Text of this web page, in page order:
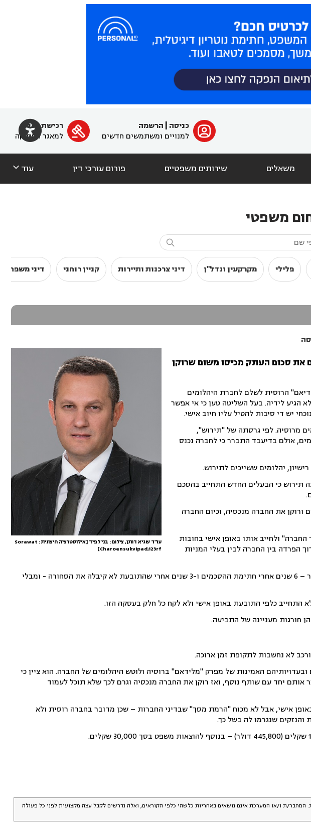
 ﱐ כניסה
הרשמה
למנויים ומשתמשים חדשים

רכישת מנוי
למאגר הפסיקה
משאלים שירותים משפטיים פורום עורכי דין עוד 
משפטי

פלילי מקרקעין ונדל"ן דיני צרכנות ותיירות קניין רוחני דיני משפחה
עו"ד שגיא דותן, צילום: בני לפיד [אילוסטרציה חיצונית: Sorawat
Charoensukvipad,123rf]
את סכום העתק מכיסו משום שרוקן
הרוסית לשלם לחברת היהלומים
שמעולם לא הגיע לידיה. בעל השליטה טען כי אי אפשר
יש די סיבות להטיל עליו חיוב אישי.
מרוסיה. לפי גרסתה של "תירוש",
רכישה וליטוש יהלומים, אולם בדיעבד התברר כי לחברה נכנס
יהלומים ששייכים לתירוש.
ששילמה, טענה תירוש כי הבעלים החדש התחייב בהסכם
את החברה מנכסיה, וכיום החברה
ולחייב אותו באופן אישי בחובות
הפרדה בין החברה לבין בעלי המניות
מנגד הנתבע ביקש לדחות את התביעה. הוא טען כי היא הוגשה בשיהוי ניכר – 6 שנים אחרי חתימת ההסכמים ו-3 שנים אחרי שהתובעת לא קיבלה את הסחורה - ומבלי
כלפי התובעת באופן אישי ולא לקח כל חלק בעסקה הזו.
חורגות מעניינה של התביעה.
האמינות של מפרק "מלידאם" ברוסיה ולוטש היהלומים של החברה. הוא ציין כי
יחד עם שותף נוסף, ואז רוקן את החברה מנכסיה וגרם לכך שלא תוכל לעמוד
אישי, אבל לא מכוח "הרמת מסך" שבדיני החברות – שכן מדובר בחברה רוסית ולא
והנזקים שנגרמו לה בשל כך.
המחבר/ת ו/או המערכת אינם נושאים באחריות כלשהי כלפי הקוראים, ואלה נדרשים לקבל עצה מקצועית לפני כל פעולה